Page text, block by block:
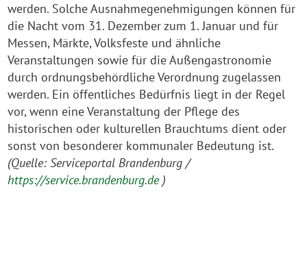
werden. Solche Ausnahmegenehmigungen können für
die Nacht vom 31. Dezember zum 1. Januar und für
Messen, Märkte, Volksfeste und ähnliche
Veranstaltungen sowie für die Außengastronomie
durch ordnungsbehördliche Verordnung zugelassen
werden. Ein öffentliches Bedürfnis liegt in der Regel
vor, wenn eine Veranstaltung der Pflege des
historischen oder kulturellen Brauchtums dient oder
sonst von besonderer kommunaler Bedeutung ist.
(Quelle: Serviceportal Brandenburg /
https://service.brandenburg.de)